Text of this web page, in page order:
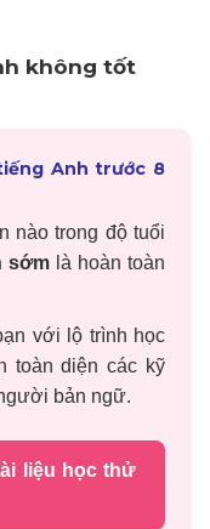
không tốt
Anh trước 8
nào trong độ tuổi
sớmlà hoàn toàn
với lộ trình học
toàn diện các kỹ
bản ngữ.
liệu học thử